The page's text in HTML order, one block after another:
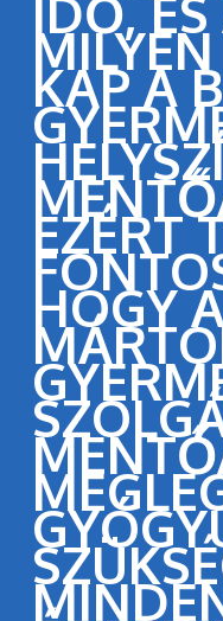
IDŐ,
KAP A
EZÉRT
HOGY